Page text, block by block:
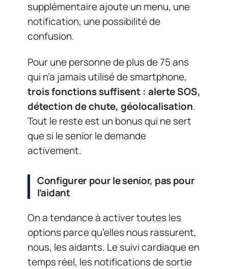
supplémentaire ajoute un menu, une
notification, une possibilité de
confusion.
Pour une personne de plus de 75 ans
qui n’a jamais utilisé de smartphone,
trois fonctions suffisent : alerte SOS,
détection de chute, géolocalisation.
Tout le reste est un bonus qui ne sert
que si le senior le demande
activement.
Configurer pour le senior, pas pour
l’aidant
On a tendance à activer toutes les
options parce qu’elles nous rassurent,
nous, les aidants. Le suivi cardiaque en
temps réel, les notifications de sortie